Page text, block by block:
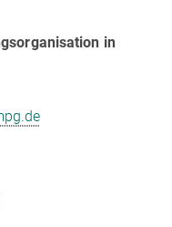
in